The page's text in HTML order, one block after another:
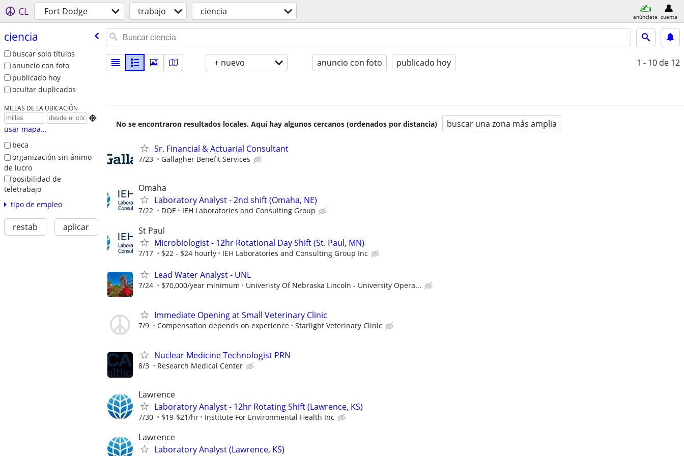
CL Fort Dodge trabajo ciencia anúnciate cuenta
ciencia
buscar solo títulos
anuncio con foto
publicado hoy
ocultar duplicados
MILLAS DE LA UBICACIÓN

usar mapa...
beca
organización sin ánimo
de lucro
posibilidad de
teletrabajo
tipo de empleo
restab aplicar
+ nuevo anuncio con foto publicado hoy 1 - 10 de 12
No se encontraron resultados locales. Aquí hay algunos cercanos (ordenados por distancia) buscar una zona más amplia
Sr. Financial & Actuarial Consultant
7/23 Gallagher Benefit Services
Omaha
Laboratory Analyst - 2nd shift (Omaha, NE)
7/22 DOE IEH Laboratories and Consulting Group
St Paul
Microbiologist - 12hr Rotational Day Shift (St. Paul, MN)
7/17 $22 - $24 hourly IEH Laboratories and Consulting Group Inc
Lead Water Analyst - UNL
7/24 $70,000/year minimum Univeristy Of Nebraska Lincoln - University Opera...
Immediate Opening at Small Veterinary Clinic
7/9 Compensation depends on experience Starlight Veterinary Clinic
Nuclear Medicine Technologist PRN
8/3 Research Medical Center
Lawrence
Laboratory Analyst - 12hr Rotating Shift (Lawrence, KS)
7/30 $19-$21/hr Institute For Environmental Health Inc
Lawrence
Laboratory Analyst (Lawrence, KS)